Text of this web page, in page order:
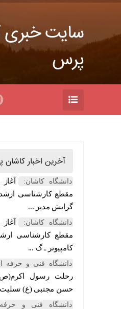
سایت خبری
پرس
آخرین اخبار کاشان پرس
دانشگاه کاشان: آغاز
مقطع کارشناسی ارشد
گرایش مدیر ...
دانشگاه کاشان: آغاز
مقطع کارشناسی ارشد
کامپیوتر ـ گ ...
دانشگاه فنی و حرفه ای
رحلت رسول اکرم(ص) و
حسن مجتبی (ع) تسلیت باد ...
دانشگاه فنی و حرفه